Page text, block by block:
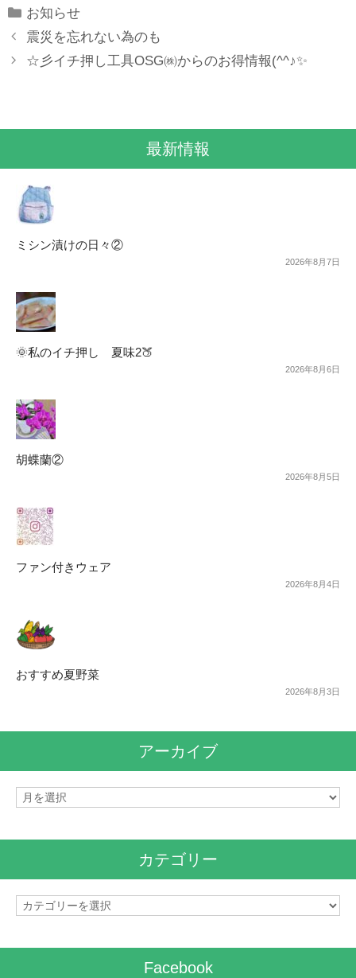
Categories
お知らせ
震災を忘れない為のも
☆彡イチ押し工具OSG㈱からのお得情報(^^♪✨
最新情報
ミシン漬けの日々②
2026年8月7日
🌞私のイチ押し 夏味2🍑
2026年8月6日
胡蝶蘭②
2026年8月5日
ファン付きウェア
2026年8月4日
おすすめ夏野菜
2026年8月3日
アーカイブ
ア
カテゴリー
カ
Facebook